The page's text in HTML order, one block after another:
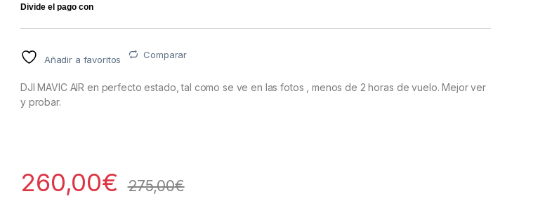
Añadir a favoritos Comparar
DJI MAVIC AIR en perfecto estado, tal como se ve en las fotos , menos de 2 horas de vuelo. Mejor ver
y probar.
260,00€ 275,00€